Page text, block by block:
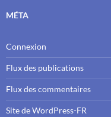
MÉTA
Connexion
Flux des publications
Flux des commentaires
Site de WordPress-FR